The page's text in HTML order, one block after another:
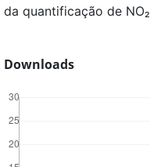
da quantificação de
Downloads